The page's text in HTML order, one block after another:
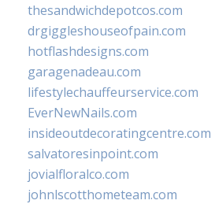
thesandwichdepotcos.com
drgiggleshouseofpain.com
hotflashdesigns.com
garagenadeau.com
lifestylechauffeurservice.com
EverNewNails.com
insideoutdecoratingcentre.com
salvatoresinpoint.com
jovialfloralco.com
johnlscotthometeam.com